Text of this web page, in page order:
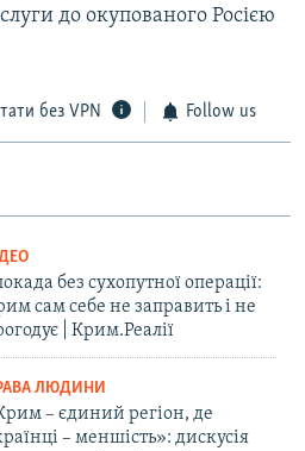
до окупованого Росією
без VPN Follow us
без сухопутної операції:
сам себе не заправить і не
| Крим.Реалії
ЛЮДИНИ
– єдиний регіон, де
– меншість»: дискусія